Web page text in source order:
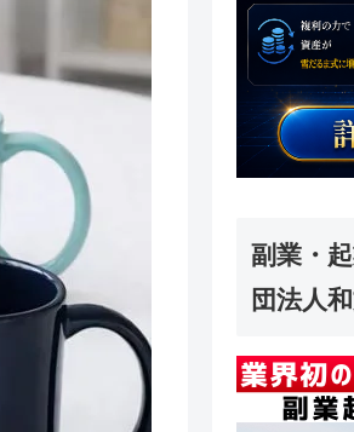
副業・
団法人